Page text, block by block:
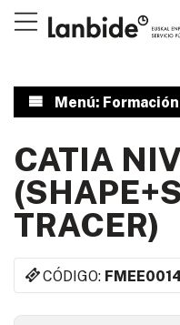
Menú: Formación
CATIA
TRACER)
CÓDIGO: